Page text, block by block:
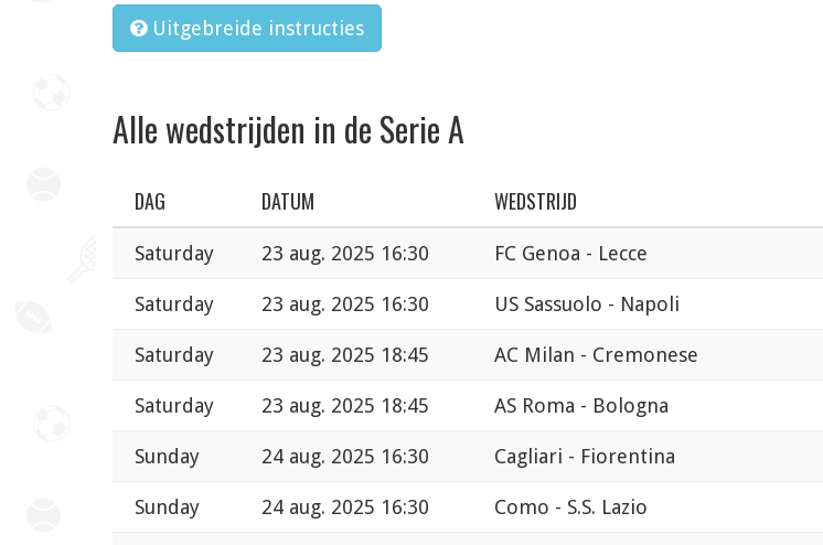
Uitgebreide instructies
Alle wedstrijden in de Serie A
DAG DATUM WEDSTRIJD
Saturday 23 aug. 2025 16:30 FC Genoa - Lecce
Saturday 23 aug. 2025 16:30 US Sassuolo - Napoli
Saturday 23 aug. 2025 18:45 AC Milan - Cremonese
Saturday 23 aug. 2025 18:45 AS Roma - Bologna
Sunday 24 aug. 2025 16:30 Cagliari - Fiorentina
Sunday 24 aug. 2025 16:30 Como - S.S. Lazio